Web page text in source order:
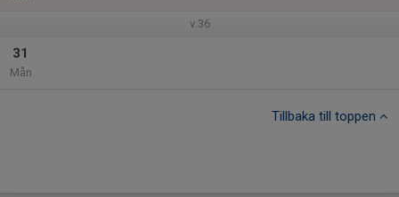
v.36
31
Mån
Tillbaka till toppen